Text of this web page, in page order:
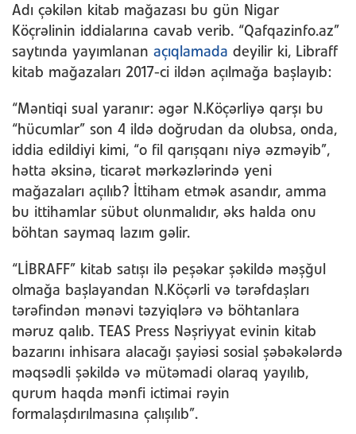
Adı çəkilən kitab mağazası bu gün Nigar
Köçrəlinin iddialarına cavab verib. “Qafqazinfo.az”
saytında yayımlanan açıqlamada deyilir ki, Libraff
kitab mağazaları 2017-ci ildən açılmağa başlayıb:
“Məntiqi sual yaranır: əgər N.Köçərliyə qarşı bu
“hücumlar” son 4 ildə doğrudan da olubsa, onda,
iddia edildiyi kimi, “o fil qarışqanı niyə əzməyib”,
hətta əksinə, ticarət mərkəzlərində yeni
mağazaları açılıb? İttiham etmək asandır, amma
bu ittihamlar sübut olunmalıdır, əks halda onu
böhtan saymaq lazım gəlir.
“LİBRAFF” kitab satışı ilə peşəkar şəkildə məşğul
olmağa başlayandan N.Köçərli və tərəfdaşları
tərəfindən mənəvi təzyiqlərə və böhtanlara
məruz qalıb. TEAS Press Nəşriyyat evinin kitab
bazarını inhisara alacağı şayiəsi sosial şəbəkələrdə
məqsədli şəkildə və mütəmadi olaraq yayılıb,
qurum haqda mənfi ictimai rəyin
formalaşdırılmasına çalışılıb”.